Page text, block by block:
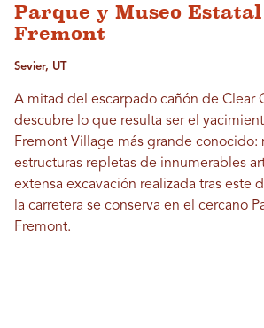
Parque y Museo
Fremont
Sevier, UT
A mitad del escarpado cañón de Clear
descubre lo que resulta ser el
Fremont Village más grande conocido:
estructuras repletas de innumerables
extensa excavación realizada tras este
la carretera se conserva en el cercano
Fremont.